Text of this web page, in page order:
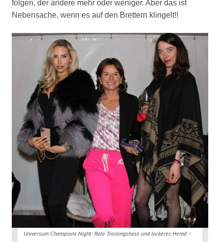
folgen, der andere mehr oder weniger. Aber das ist
Nebensache, wenn es auf den Brettern klingelt!!
Universum Champions Night: Rote Trainingshose und lockeres Hemd –